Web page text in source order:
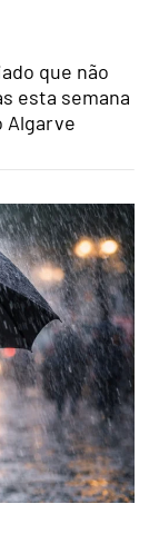
que não
esta semana
Algarve